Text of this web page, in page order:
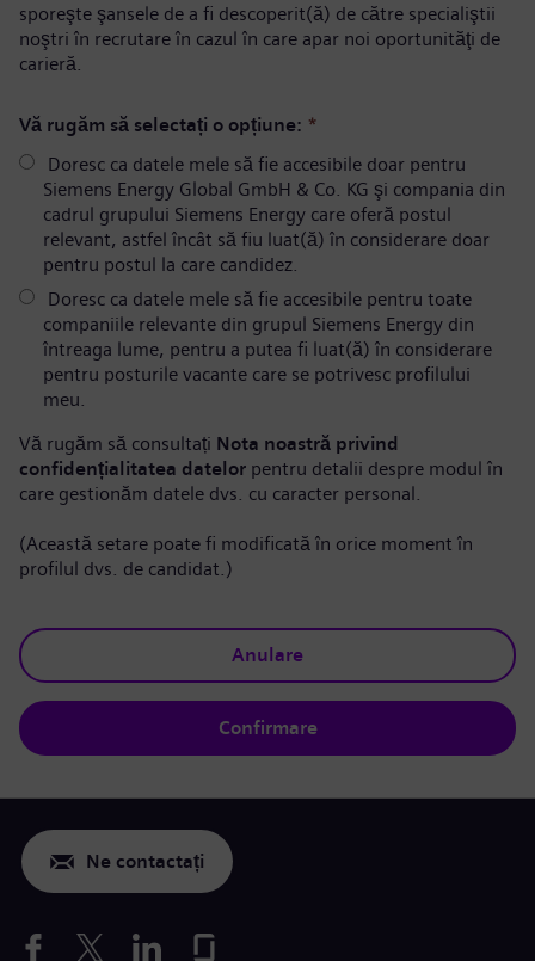
sporeşte şansele de a fi descoperit(ă) de către specialiştii
noştri în recrutare în cazul în care apar noi oportunităţi de
carieră.
Vă rugăm să selectați o opțiune: *
Doresc ca datele mele să fie accesibile doar pentru
Siemens Energy Global GmbH & Co. KG şi compania din
cadrul grupului Siemens Energy care oferă postul
relevant, astfel încât să fiu luat(ă) în considerare doar
pentru postul la care candidez.
Doresc ca datele mele să fie accesibile pentru toate
companiile relevante din grupul Siemens Energy din
întreaga lume, pentru a putea fi luat(ă) în considerare
pentru posturile vacante care se potrivesc profilului
meu.
Vă rugăm să consultați Nota noastră privind
confidențialitatea datelor pentru detalii despre modul în
care gestionăm datele dvs. cu caracter personal.
(Această setare poate fi modificată în orice moment în
profilul dvs. de candidat.)
Anulare
Confirmare
Ne contactați